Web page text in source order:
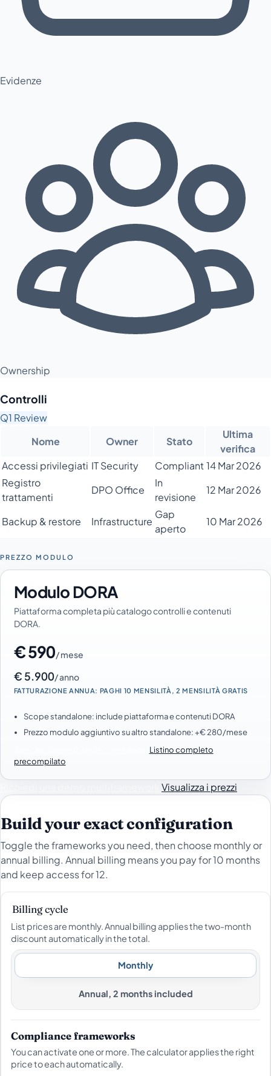
Evidenze
Ownership
Controlli
Q1 Review
Nome
Owner Stato
Ultima
verifica
Accessi privilegiati IT Security Compliant14 Mar 2026
Registro
trattamenti
DPO Office
In
revisione
12 Mar 2026
Backup & restore Infrastructure
Gap
aperto
10 Mar 2026
PREZZO MODULO
Modulo DORA
Piattaforma completa più catalogo controlli e contenuti
DORA.
€ 590/ mese
€ 5.900/ anno
FATTURAZIONE ANNUA: PAGHI 10 MENSILITÀ, 2 MENSILITÀ GRATIS
Scope standalone: include piattaforma e contenuti DORA
Prezzo modulo aggiuntivo su altro standalone: +€ 280/mese
Listino completo
precompilato
Visualizza i prezzi
Build your exact configuration
Toggle the frameworks you need, then choose monthly or
annual billing. Annual billing means you pay for 10 months
and keep access for 12.
Billing cycle
List prices are monthly. Annual billing applies the two-month
discount automatically in the total.
Monthly
Annual, 2 months included
Compliance frameworks
You can activate one or more. The calculator applies the right
price to each automatically.